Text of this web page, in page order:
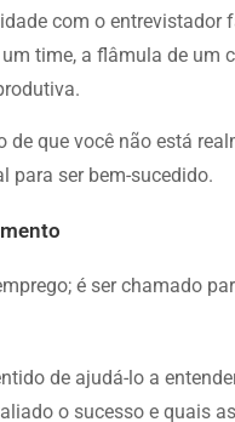
com o
time, a flâmula de um
que você não está
para ser bem-sucedido.
é ser chamado
de ajudá-lo a
o sucesso e quais